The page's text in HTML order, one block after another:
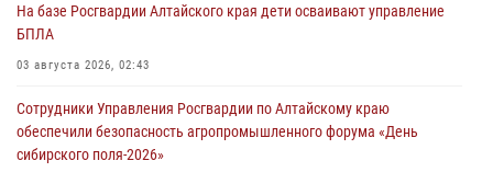
На базе Росгвардии Алтайского края дети осваивают управление
БПЛА
03 августа 2026, 02:43
Сотрудники Управления Росгвардии по Алтайскому краю
обеспечили безопасность агропромышленного форума «День
сибирского поля-2026»